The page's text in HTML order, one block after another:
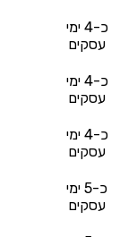
כ-4 ימי
עסקים
כ-4 ימי
עסקים
כ-4 ימי
עסקים
כ-5 ימי
עסקים